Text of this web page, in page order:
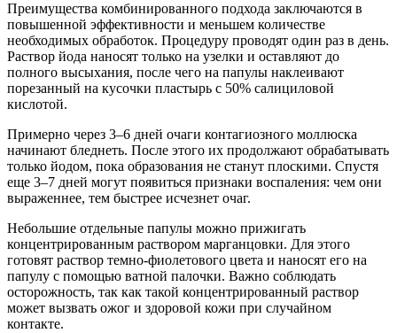
Преимущества комбинированного подхода заключаются в
повышенной эффективности и меньшем количестве
необходимых обработок. Процедуру проводят один раз в день.
Раствор йода наносят только на узелки и оставляют до
полного высыхания, после чего на папулы наклеивают
порезанный на кусочки пластырь с 50% салициловой
кислотой.
Примерно через 3–6 дней очаги контагиозного моллюска
начинают бледнеть. После этого их продолжают обрабатывать
только йодом, пока образования не станут плоскими. Спустя
еще 3–7 дней могут появиться признаки воспаления: чем они
выраженнее, тем быстрее исчезнет очаг.
Небольшие отдельные папулы можно прижигать
концентрированным раствором марганцовки. Для этого
готовят раствор темно-фиолетового цвета и наносят его на
папулу с помощью ватной палочки. Важно соблюдать
осторожность, так как такой концентрированный раствор
может вызвать ожог и здоровой кожи при случайном
контакте.